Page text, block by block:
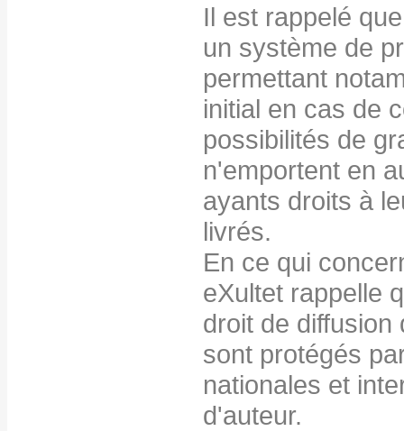
Il est rappelé
un système de
permettant
initial en cas de
possibilités de
n'emportent en
ayants droits à
livrés.
En ce qui
eXultet rappelle
droit de
sont protégés
nationales et
d'auteur.